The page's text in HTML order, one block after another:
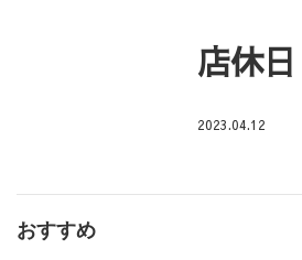
店休日
2023.04.12
九
州
おすすめ